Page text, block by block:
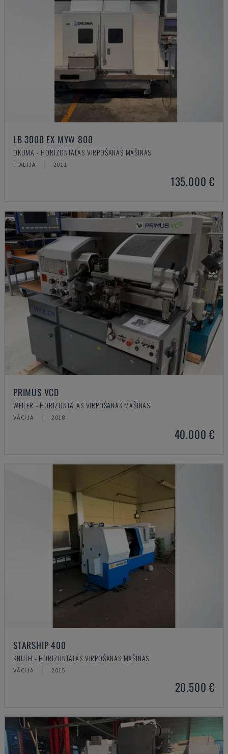
LB 3000 EX MYW 800
OKUMA - HORIZONTĀLĀS VIRPOŠANAS MAŠĪNAS
ITĀLIJA 2011
135.000 €
PRIMUS VCD
WEILER - HORIZONTĀLĀS VIRPOŠANAS MAŠĪNAS
VĀCIJA 2018
40.000 €
STARSHIP 400
KNUTH - HORIZONTĀLĀS VIRPOŠANAS MAŠĪNAS
VĀCIJA 2015
20.500 €